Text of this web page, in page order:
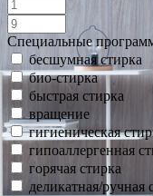
Специальные
бесшумная стирка
био-стирка
быстрая стирка
вращение
гигиеническая
гипоаллергенная
горячая стирка
деликатная/ручная